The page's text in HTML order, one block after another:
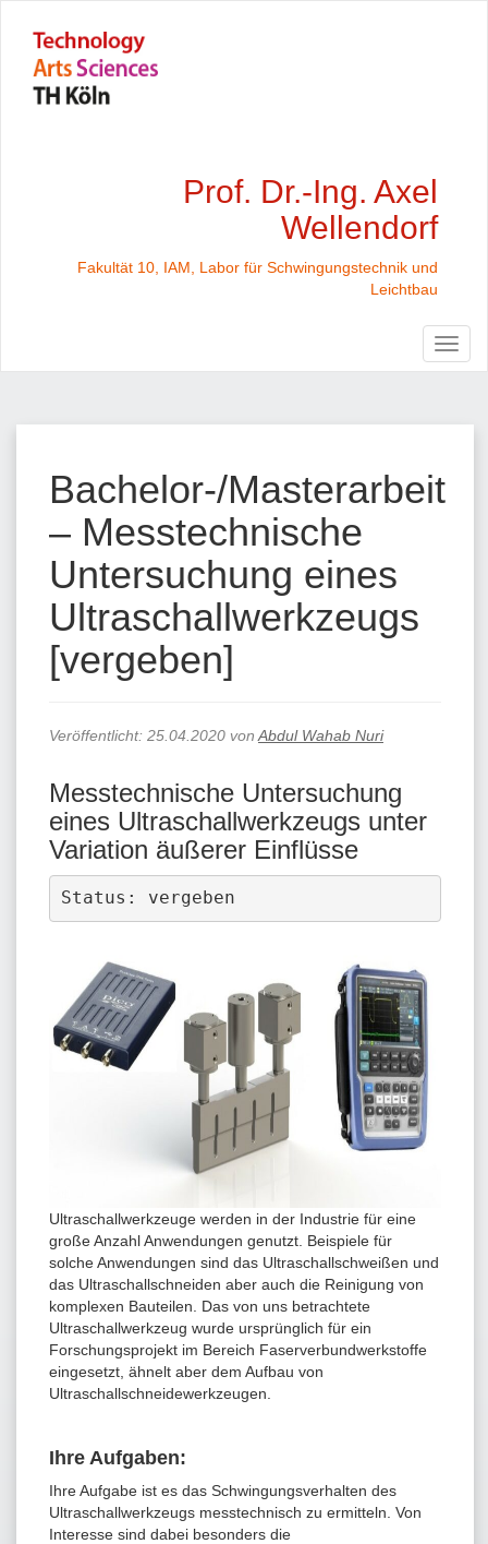
Prof. Dr.-Ing. Axel
Wellendorf
Fakultät 10, IAM, Labor für Schwingungstechnik und
Leichtbau
Bachelor-/Masterarbeit
– Messtechnische
Untersuchung eines
Ultraschallwerkzeugs
[vergeben]
Veröffentlicht: 25.04.2020 von Abdul Wahab Nuri
Messtechnische Untersuchung
eines Ultraschallwerkzeugs unter
Variation äußerer Einflüsse
Status: vergeben
Ultraschallwerkzeuge werden in der Industrie für eine
große Anzahl Anwendungen genutzt. Beispiele für
solche Anwendungen sind das Ultraschallschweißen und
das Ultraschallschneiden aber auch die Reinigung von
komplexen Bauteilen. Das von uns betrachtete
Ultraschallwerkzeug wurde ursprünglich für ein
Forschungsprojekt im Bereich Faserverbundwerkstoffe
eingesetzt, ähnelt aber dem Aufbau von
Ultraschallschneidewerkzeugen.
Ihre Aufgaben:
Ihre Aufgabe ist es das Schwingungsverhalten des
Ultraschallwerkzeugs messtechnisch zu ermitteln. Von
Interesse sind dabei besonders die